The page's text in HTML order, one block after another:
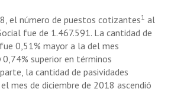
el número de puestos cotizantes1 al
fue de 1.467.591. La cantidad de
0,51% mayor a la del mes
superior en términos
la cantidad de pasividades
mes de diciembre de 2018 ascendió